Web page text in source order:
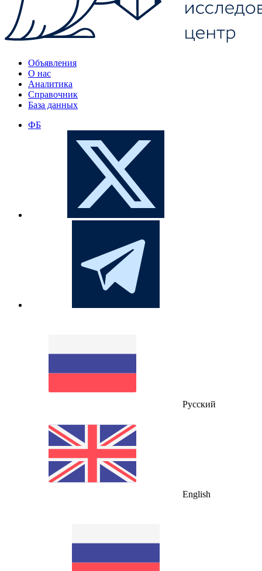
Объявления
О нас
Аналитика
Справочник
База данных
ФБ
Русский
English